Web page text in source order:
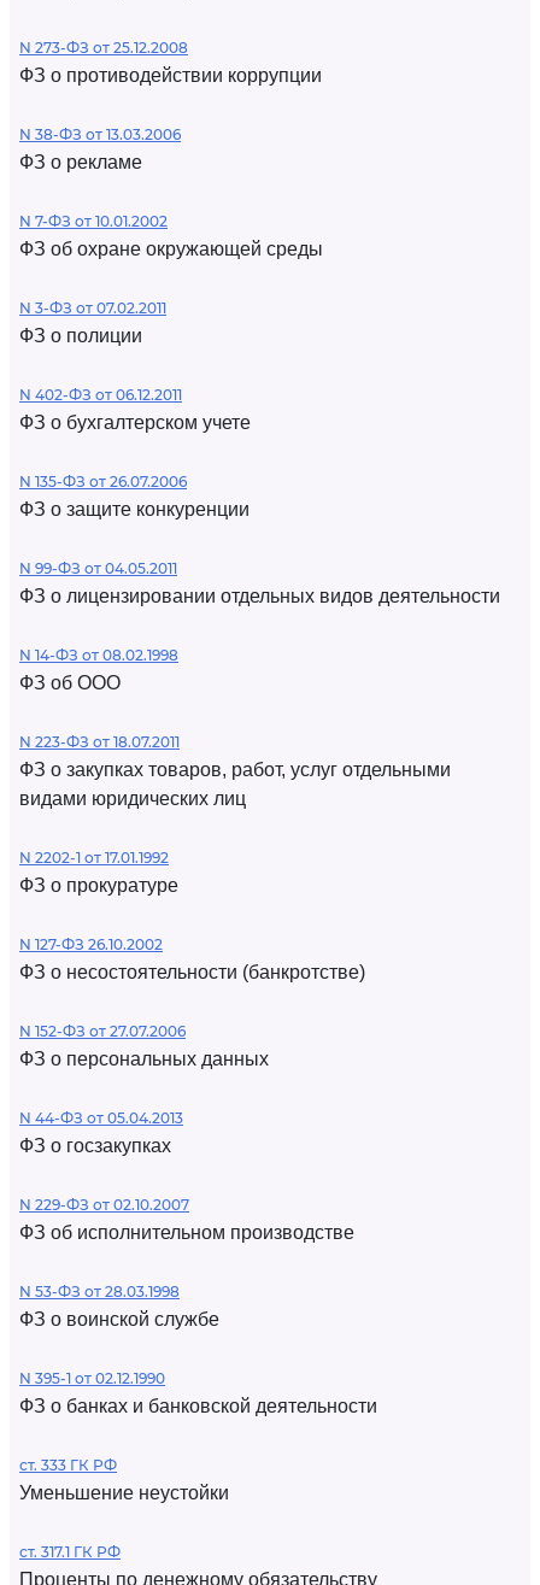
N 273-ФЗ от 25.12.2008
ФЗ о противодействии коррупции
N 38-ФЗ от 13.03.2006
ФЗ о рекламе
N 7-ФЗ от 10.01.2002
ФЗ об охране окружающей среды
N 3-ФЗ от 07.02.2011
ФЗ о полиции
N 402-ФЗ от 06.12.2011
ФЗ о бухгалтерском учете
N 135-ФЗ от 26.07.2006
ФЗ о защите конкуренции
N 99-ФЗ от 04.05.2011
ФЗ о лицензировании отдельных видов деятельности
N 14-ФЗ от 08.02.1998
ФЗ об ООО
N 223-ФЗ от 18.07.2011
ФЗ о закупках товаров, работ, услуг отдельными
видами юридических лиц
N 2202-1 от 17.01.1992
ФЗ о прокуратуре
N 127-ФЗ 26.10.2002
ФЗ о несостоятельности (банкротстве)
N 152-ФЗ от 27.07.2006
ФЗ о персональных данных
N 44-ФЗ от 05.04.2013
ФЗ о госзакупках
N 229-ФЗ от 02.10.2007
ФЗ об исполнительном производстве
N 53-ФЗ от 28.03.1998
ФЗ о воинской службе
N 395-1 от 02.12.1990
ФЗ о банках и банковской деятельности
ст. 333 ГК РФ
Уменьшение неустойки
ст. 317.1 ГК РФ
Проценты по денежному обязательству